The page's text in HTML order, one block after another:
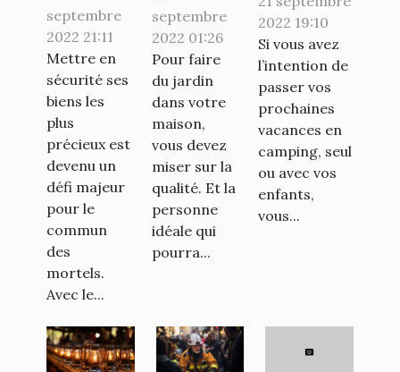
banque
en ligne ?
septembre
2022 21:11
Mettre en
sécurité ses
biens les
plus
précieux est
devenu un
défi majeur
pour le
commun
des
mortels.
Avec le...
travail de
qualité ?
septembre
2022 01:26
Pour faire
du jardin
dans votre
maison,
vous devez
miser sur la
qualité. Et la
personne
idéale qui
pourra...
pour un
séjour en
camping
réussi
2022 19:10
Si vous avez
l’intention de
passer vos
prochaines
vacances en
camping, seul
ou avec vos
enfants,
vous...